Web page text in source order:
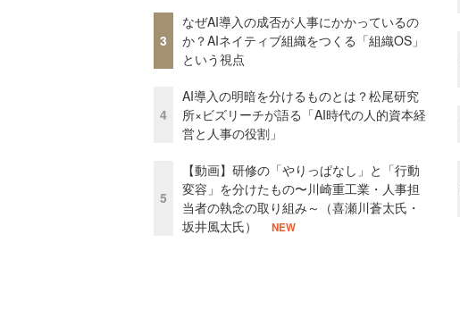
3
なぜAI導入の成否が人事にかかっているの
か？AIネイティブ組織をつくる「組織OS」
という視点
4
AI導入の明暗を分けるものとは？松尾研究
所×ビズリーチが語る「AI時代の人的資本経
営と人事の役割」
5
【動画】研修の「やりっぱなし」と「行動
変容」を分けたもの〜川崎重工業・人事担
当者の執念の取り組み～（喜瀬川蒼太氏・
坂井風太氏）
NEW